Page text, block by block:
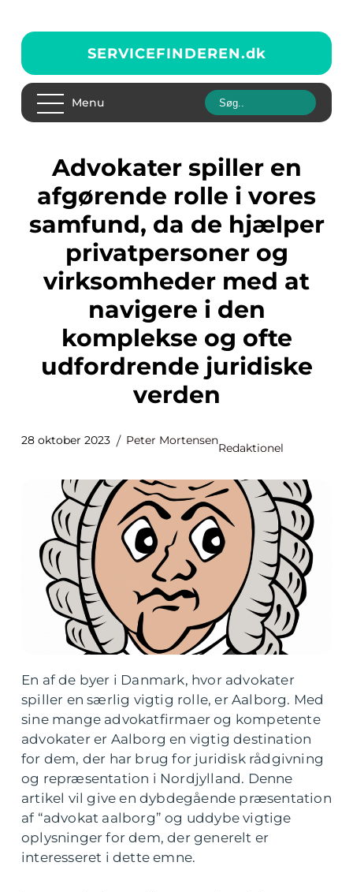
SERVICEFINDEREN.dk
Menu
Advokater spiller en
afgørende rolle i vores
samfund, da de hjælper
privatpersoner og
virksomheder med at
navigere i den
komplekse og ofte
udfordrende juridiske
verden
28 oktober 2023 Peter Mortensen
Redaktionel
En af de byer i Danmark, hvor advokater
spiller en særlig vigtig rolle, er Aalborg. Med
sine mange advokatfirmaer og kompetente
advokater er Aalborg en vigtig destination
for dem, der har brug for juridisk rådgivning
og repræsentation i Nordjylland. Denne
artikel vil give en dybdegående præsentation
af “advokat aalborg” og uddybe vigtige
oplysninger for dem, der generelt er
interesseret i dette emne.